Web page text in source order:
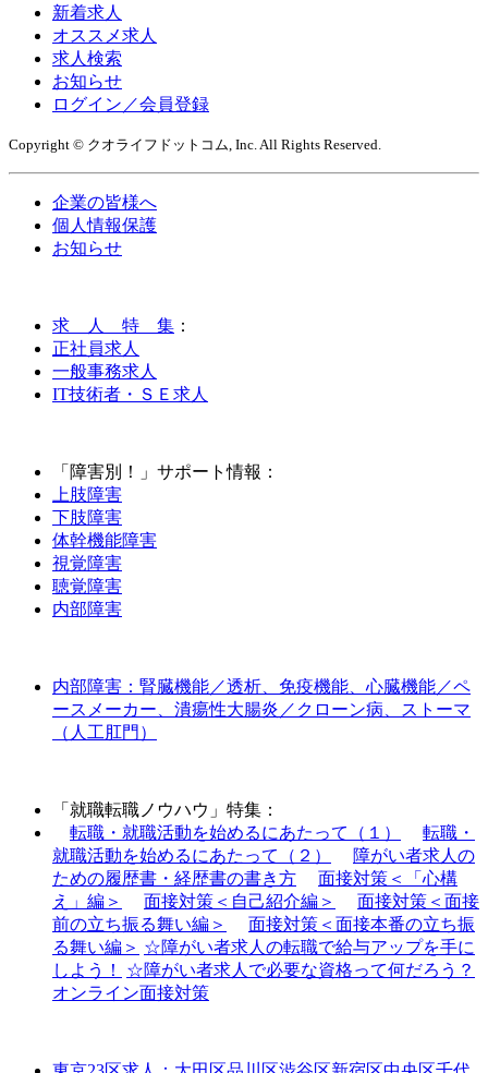
新着求人
オススメ求人
求人検索
お知らせ
ログイン／会員登録
Copyright © クオライフドットコム, Inc. All Rights Reserved.
企業の皆様へ
個人情報保護
お知らせ
求 人 特 集 ：
正社員求人
一般事務求人
IT技術者・ＳＥ求人
「障害別！」サポート情報：
上肢障害
下肢障害
体幹機能障害
視覚障害
聴覚障害
内部障害
内部障害：腎臓機能／透析、免疫機能、心臓機能／ペ
ースメーカー、潰瘍性大腸炎／クローン病、ストーマ
（人工肛門）
「就職転職ノウハウ」特集：
転職・就職活動を始めるにあたって（１）
転職・
就職活動を始めるにあたって（２）
障がい者求人の
ための履歴書・経歴書の書き方
面接対策＜「心構
え」編＞
面接対策＜自己紹介編＞
面接対策＜面接
前の立ち振る舞い編＞
面接対策＜面接本番の立ち振
る舞い編＞ ☆障がい者求人の転職で給与アップを手に
しよう！
☆障がい者求人で必要な資格って何だろう？
オンライン面接対策